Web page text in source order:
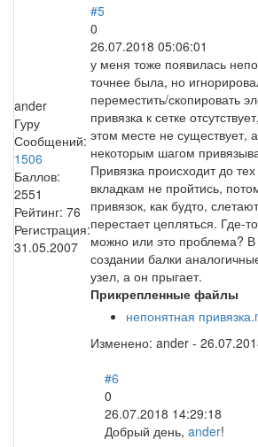
ander
Гуру
Сообщений:
1506
Баллов:
2551
Рейтинг: 76
Регистрация:
31.05.2007
#5
0
26.07.2018 05:06:01
у меня тоже появилась
точнее была, но
переместить/скопировать
привязка к сетке
этом месте не существует,
некоторым шагом
Привязка происходит до
вкладкам не пройтись,
привязок, как будто,
перестает цепляться. Где-
можно или это проблема?
создании балки
узел, а он прыгает.
Прикрепленные файлы
непонятная
Изменено: ander -
#6
0
26.07.2018 14:29:18
Добрый день, ander!